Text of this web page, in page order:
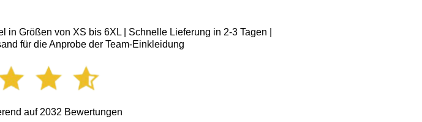
Größen von XS bis 6XL | Schnelle Lieferung in 2-3 Tagen |
für die Anprobe der Team-Einkleidung
auf 2032 Bewertungen